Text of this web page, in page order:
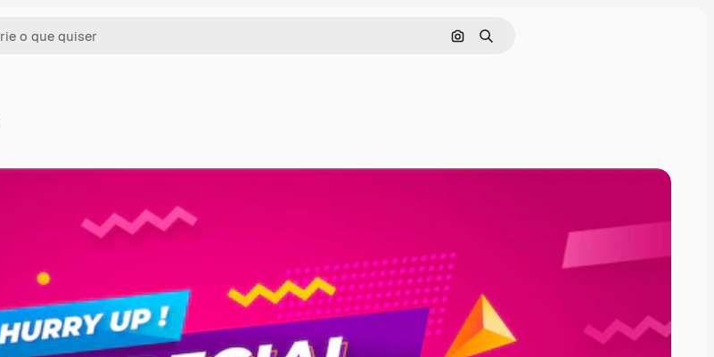
Pesquisar por imagem
Buscar